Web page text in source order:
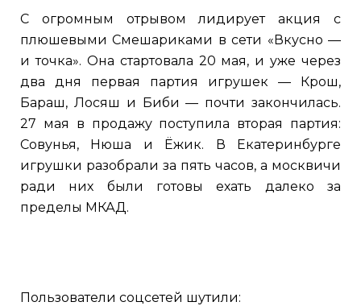
С огромным отрывом лидирует акция с
плюшевыми Смешариками в сети «Вкусно —
и точка». Она стартовала 20 мая, и уже через
два дня первая партия игрушек — Крош,
Бараш, Лосяш и Биби — почти закончилась.
27 мая в продажу поступила вторая партия:
Совунья, Нюша и Ёжик. В Екатеринбурге
игрушки разобрали за пять часов, а москвичи
ради них были готовы ехать далеко за
пределы МКАД.
Пользователи соцсетей шутили: